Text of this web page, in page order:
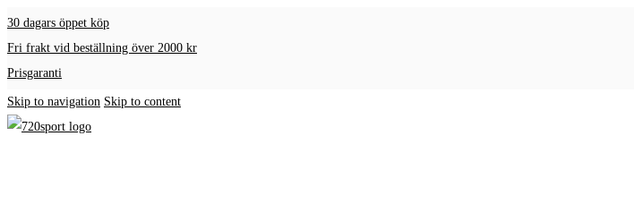
30 dagars öppet köp
Fri frakt vid beställning över 2000 kr
Prisgaranti
Skip to navigation Skip to content